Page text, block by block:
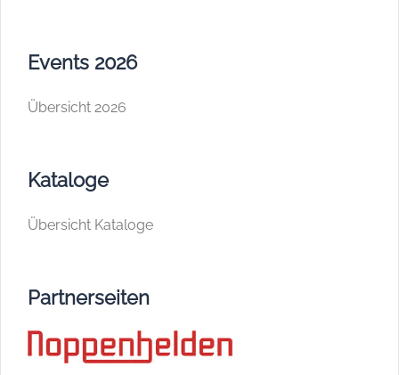
Events 2026
Übersicht 2026
Kataloge
Übersicht Kataloge
Partnerseiten